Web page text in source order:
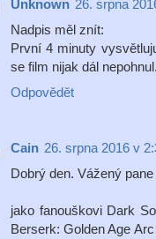
Unknown 26. srpna
Nadpis měl znít:
První 4 minuty
se film nijak dál nepohnul.
Odpovědět
Cain 26. srpna 2016 v
Dobrý den. Vážený pane
jako fanouškovi Dark
Berserk: Golden Age